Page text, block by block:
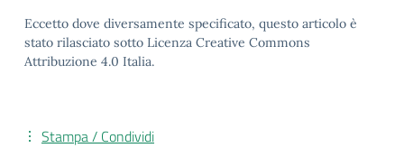
Eccetto dove diversamente specificato, questo articolo è
stato rilasciato sotto Licenza Creative Commons
Attribuzione 4.0 Italia.
Stampa / Condividi